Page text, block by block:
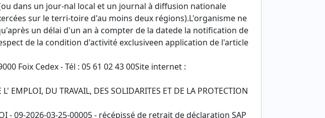
dans un jour-nal local et un journal à diffusion nationale
sur le terri-toire d'au moins deux régions).L'organisme ne
un délai d'un an à compter de la datede la notification de
de la condition d'activité exclusiveen application de l'article
Foix Cedex - Tél : 05 61 02 43 00Site internet :
EMPLOI, DU TRAVAIL, DES SOLIDARITES ET DE LA PROTECTION
- 09-2026-03-25-00005 - récépissé de retrait de déclaration SAP